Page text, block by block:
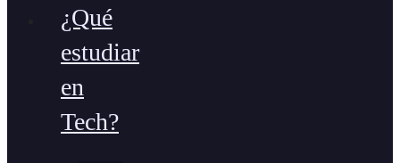
¿Qué
estudiar
en
Tech?